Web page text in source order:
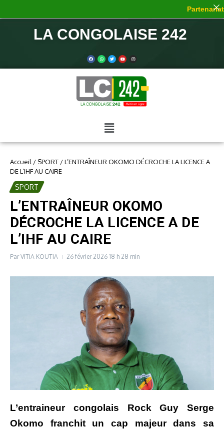
LA CONGOLAISE 242
Accueil / SPORT /L’ENTRAÎNEUR OKOMO DÉCROCHE LA LICENCE A
DE L’IHF AU CAIRE
SPORT
L’ENTRAÎNEUR OKOMO
DÉCROCHE LA LICENCE A DE
L’IHF AU CAIRE
ParVITIA KOUTIA 26 février 2026 18 h 28 min
L’entraineur congolais Rock Guy Serge
Okomo franchit un cap majeur dans sa
Partenariat